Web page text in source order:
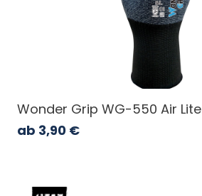
Wonder Grip WG-550 Air Lite
ab 3,90 €